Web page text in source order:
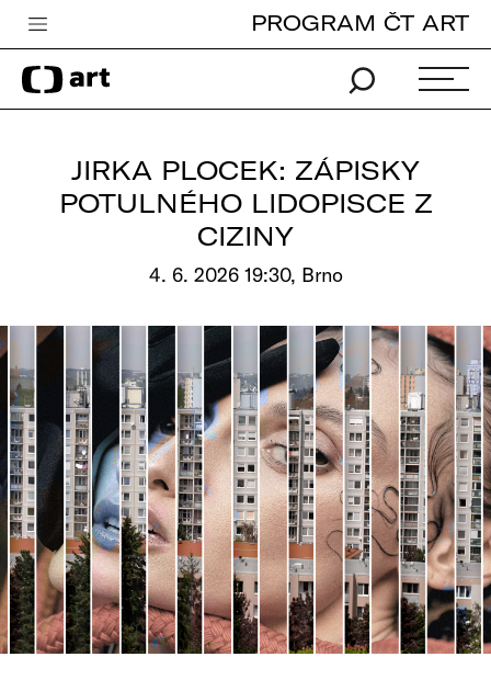
Česká televize
Zpravodajství
iVysílání
edu
Vše o ČT
PROGRAM ČT ART
JIRKA PLOCEK: ZÁPISKY
POTULNÉHO LIDOPISCE Z
CIZINY
4. 6. 2026 19:30, Brno